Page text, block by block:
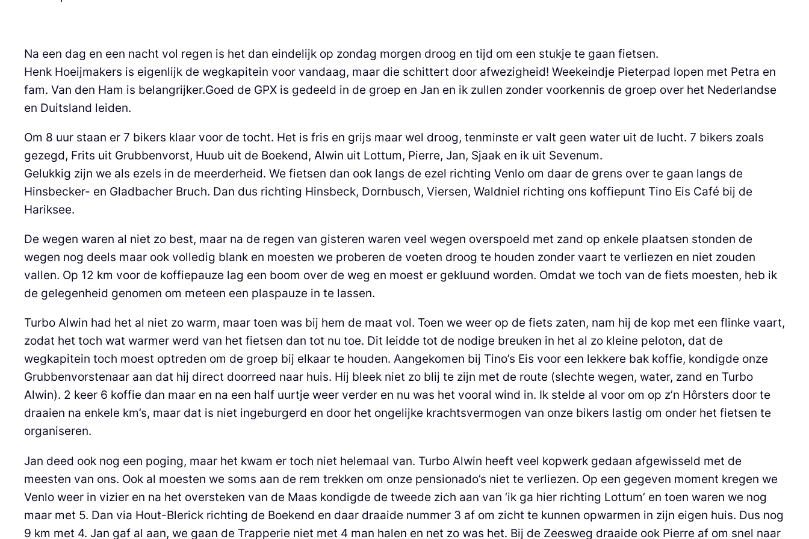
Na een dag en een nacht vol regen is het dan eindelijk op zondag morgen droog en tijd om een stukje te gaan fietsen.
Henk Hoeijmakers is eigenlijk de wegkapitein voor vandaag, maar die schittert door afwezigheid! Weekeindje Pieterpad lopen met Petra en
fam. Van den Ham is belangrijker.Goed de GPX is gedeeld in de groep en Jan en ik zullen zonder voorkennis de groep over het Nederlandse
en Duitsland leiden.
Om 8 uur staan er 7 bikers klaar voor de tocht. Het is fris en grijs maar wel droog, tenminste er valt geen water uit de lucht. 7 bikers zoals
gezegd, Frits uit Grubbenvorst, Huub uit de Boekend, Alwin uit Lottum, Pierre, Jan, Sjaak en ik uit Sevenum.
Gelukkig zijn we als ezels in de meerderheid. We fietsen dan ook langs de ezel richting Venlo om daar de grens over te gaan langs de
Hinsbecker- en Gladbacher Bruch. Dan dus richting Hinsbeck, Dornbusch, Viersen, Waldniel richting ons koffiepunt Tino Eis Café bij de
Hariksee.
De wegen waren al niet zo best, maar na de regen van gisteren waren veel wegen overspoeld met zand op enkele plaatsen stonden de
wegen nog deels maar ook volledig blank en moesten we proberen de voeten droog te houden zonder vaart te verliezen en niet zouden
vallen. Op 12 km voor de koffiepauze lag een boom over de weg en moest er gekluund worden. Omdat we toch van de fiets moesten, heb ik
de gelegenheid genomen om meteen een plaspauze in te lassen.
Turbo Alwin had het al niet zo warm, maar toen was bij hem de maat vol. Toen we weer op de fiets zaten, nam hij de kop met een flinke vaart,
zodat het toch wat warmer werd van het fietsen dan tot nu toe. Dit leidde tot de nodige breuken in het al zo kleine peloton, dat de
wegkapitein toch moest optreden om de groep bij elkaar te houden. Aangekomen bij Tino’s Eis voor een lekkere bak koffie, kondigde onze
Grubbenvorstenaar aan dat hij direct doorreed naar huis. Hij bleek niet zo blij te zijn met de route (slechte wegen, water, zand en Turbo
Alwin). 2 keer 6 koffie dan maar en na een half uurtje weer verder en nu was het vooral wind in. Ik stelde al voor om op z’n Hôrsters door te
draaien na enkele km’s, maar dat is niet ingeburgerd en door het ongelijke krachtsvermogen van onze bikers lastig om onder het fietsen te
organiseren.
Jan deed ook nog een poging, maar het kwam er toch niet helemaal van. Turbo Alwin heeft veel kopwerk gedaan afgewisseld met de
meesten van ons. Ook al moesten we soms aan de rem trekken om onze pensionado’s niet te verliezen. Op een gegeven moment kregen we
Venlo weer in vizier en na het oversteken van de Maas kondigde de tweede zich aan van ‘ik ga hier richting Lottum’ en toen waren we nog
maar met 5. Dan via Hout-Blerick richting de Boekend en daar draaide nummer 3 af om zicht te kunnen opwarmen in zijn eigen huis. Dus nog
9 km met 4. Jan gaf al aan, we gaan de Trapperie niet met 4 man halen en net zo was het. Bij de Zeesweg draaide ook Pierre af om snel naar